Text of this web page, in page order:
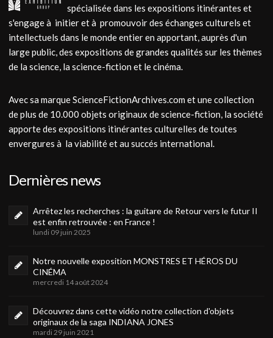
spécialisée dans les expositions itinérantes et
s'engage à initier et à promouvoir des échanges culturels et
intellectuels dans le monde entier en apportant, auprès d'un
large public, des expositions de grandes qualités sur les thèmes
de la science, la science-fiction et le cinéma.
Avec sa marque ScienceFictionArchives.com et une collection
de plus de 10.000 objets originaux de science-fiction, la société
apporte des expositions itinérantes culturelles de toutes
envergures à la viabilité et au succés international.
Dernières news
Arrêtez les recherches : la guitare de Retour vers le futur II
est enfin retrouvée : en France !
lundi 09 juin 2025
Notre nouvelle exposition MONSTRES ET HÉROS DU
CINÉMA
mercredi 14 août 2024
Découvrez dans cette vidéo notre collection d'objets
originaux de la saga INDIANA JONES
mardi 29 juin 2021